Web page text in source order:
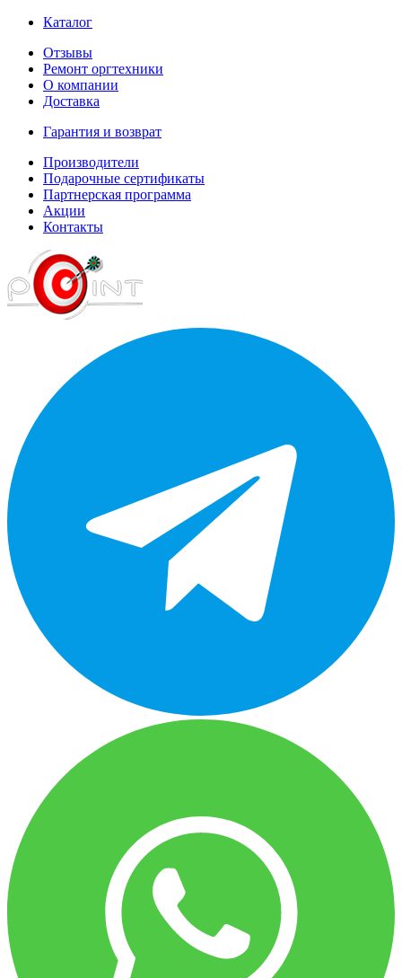
Каталог
Отзывы
Ремонт оргтехники
О компании
Доставка
Гарантия и возврат
Производители
Подарочные сертификаты
Партнерская программа
Акции
Контакты